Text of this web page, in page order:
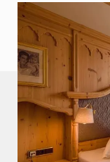
Gut zu
Anfragen
Buchen
Incentives
03 Cuisine
04 Spa &
05
06
07 Events